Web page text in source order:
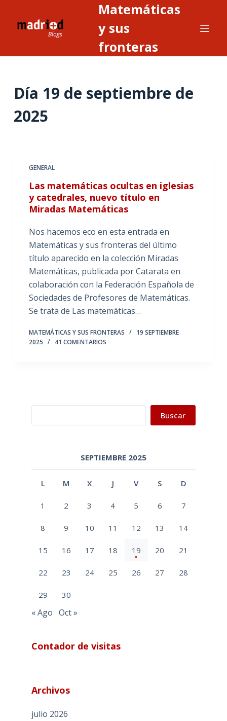
Matemáticas
y sus
fronteras
Día 19 de septiembre de
2025
GENERAL
Las matemáticas ocultas en iglesias
y catedrales, nuevo título en
Miradas Matemáticas
Nos hacemos eco en esta entrada en
Matemáticas y sus fronteras del último
título aparecido en la colección Miradas
Matemáticas, publicada por Catarata en
colaboración con la Federación Española de
Sociedades de Profesores de Matemáticas.
Se trata de Las matemáticas…
MATEMÁTICAS Y SUS FRONTERAS
19 SEPTIEMBRE
2025
41 COMENTARIOS
Buscar
SEPTIEMBRE 2025
L M X J V S D
1 2 3 4 5 6 7
8 9 10 11 12 13 14
15 16 17 18 19 20 21
22 23 24 25 26 27 28
29 30
« Ago Oct »
Contador de visitas
Archivos
julio 2026